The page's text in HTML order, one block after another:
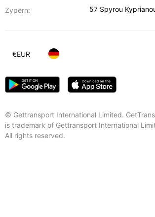
Zypern:
57 Spyrou
© Gettransport International Limited.
is trademark of Gettransport International
All rights reserved.
€EUR